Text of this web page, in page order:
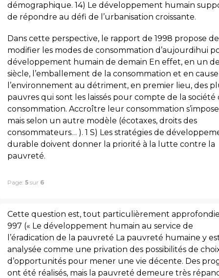
démographique. 14) Le développement humain
de répondre au défi de l’urbanisation croissante.
Dans cette perspective, le rapport de 1998 propose
modifier les modes de consommation d’aujourdihui
développement humain de demain En effet, en un
siècle, l’emballement de la consommation et en cause
l’environnement au détriment, en premier lieu, des
pauvres qui sont les laissés pour compte de la société
consommation. Accroître leur consommation
mais selon un autre modèle (écotaxes, droits des
consommateurs… ). 1 S) Les stratégies de
durable doivent donner la priorité à la lutte contre la
pauvreté.
Page: 5 sur 6
Cette question est, tout particulièrement approfondie
997 (« Le développement humain au service de
l’éradication de la pauvreté La pauvreté humaine y
analysée comme une privation des possibilités de
d’opportunités pour mener une vie décente. Des
ont été réalisés, mais la pauvreté demeure très